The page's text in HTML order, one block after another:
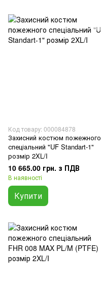
Код товару: 000084878
Захисний костюм пожежного
спеціальний "UF Standart-1"
розмір 2XL/I
10 665.00 грн. з ПДВ
В наявності
Купити